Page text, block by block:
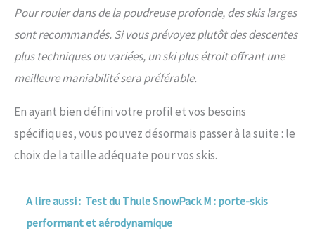
Pour rouler dans de la poudreuse profonde, des skis larges
sont recommandés. Si vous prévoyez plutôt des descentes
plus techniques ou variées, un ski plus étroit offrant une
meilleure maniabilité sera préférable.
En ayant bien défini votre profil et vos besoins
spécifiques, vous pouvez désormais passer à la suite : le
choix de la taille adéquate pour vos skis.
A lire aussi : Test du Thule SnowPack M : porte-skis
performant et aérodynamique